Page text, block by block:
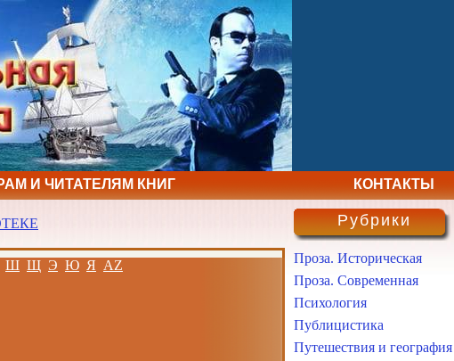
И ЧИТАТЕЛЯМ КНИГ КОНТАКТЫ
Ш Щ Э Ю Я AZ
Рубрики
Проза. Историческая
Проза. Современная
Психология
Публицистика
Путешествия и география